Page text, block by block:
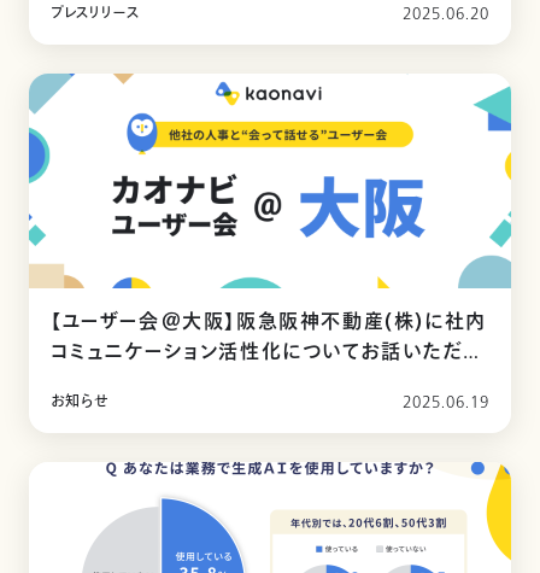
プレスリリース 2025.06.20
【ユーザー会＠大阪】阪急阪神不動産(株)に社内
コミュニケーション活性化についてお話いただき
お知らせ 2025.06.19